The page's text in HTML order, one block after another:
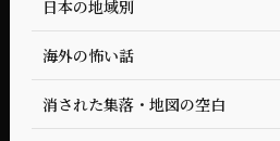
日本の地域別
海外の怖い話
消された集落・地図の空白